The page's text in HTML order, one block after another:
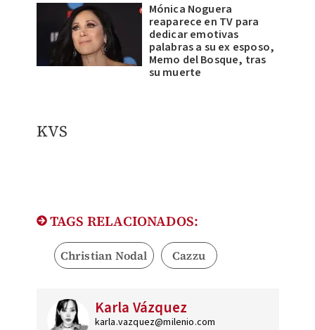
Mónica Noguera
reaparece en TV para
dedicar emotivas
palabras a su ex esposo,
Memo del Bosque, tras
su muerte
KVS
TAGS RELACIONADOS:
Christian Nodal Cazzu
Karla Vázquez
karla.vazquez@milenio.com